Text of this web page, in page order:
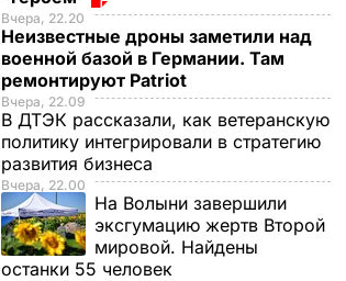
Вчера, 22.20
Неизвестные дроны заметили над
военной базой в Германии. Там
ремонтируют Patriot
Вчера, 22.09
В ДТЭК рассказали, как ветеранскую
политику интегрировали в стратегию
развития бизнеса
Вчера, 22.00
На Волыни завершили
эксгумацию жертв Второй
мировой. Найдены
останки 55 человек